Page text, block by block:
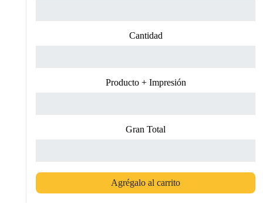
Cantidad
Producto + Impresión
Gran Total
Agrégalo al carrito